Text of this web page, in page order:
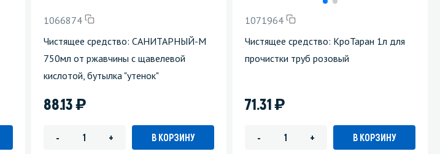
1066874
Чистящее средство: САНИТАРНЫЙ-М
750мл от ржавчины с щавелевой
кислотой, бутылка "утенок"
88.13)
- + В КОРЗИНУ
1071964
Чистящее средство: КроТаран 1л для
прочистки труб розовый
71.31)
- + В КОРЗИНУ